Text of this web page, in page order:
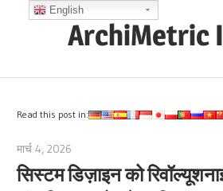
ArchiMetric
Ops,
Agile
and
Read this post in:
मार्च 4, 2026
सिस्टम डिज़ाइन को
English